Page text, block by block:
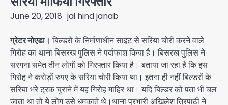
June 20, 2018 jai hind janab
ग्रेटर नोएडा। बिल्डरों के निर्माणाधीन साइट से सरिया चोरी करने वाले
गिरोह का थाना बिसरख पुलिस ने पर्दाफाश किया है। बिसरख पुलिस ने
सरगना समेत तीन लोगों को गिरफ्तार किया है। बताया जा रहा है कि इस
गिरोह ने करोड़ों रुपए के सरिया चोरी किया था। इतना ही नहीं बिल्डरों के
सरिया भरे ट्रक चुराने में यह गिरोह माहिर था। यदि बिल्डर को पता भी चल
जाता था तो ये लोग उसे धमकाते थे।थाना प्रभारी अखिलेश त्रिपाठी ने